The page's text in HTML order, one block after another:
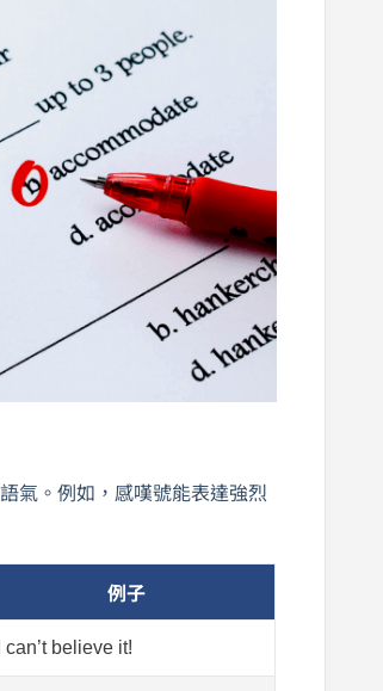
氣。例如，感嘆號能表達強烈
例子
I can’t believe it!